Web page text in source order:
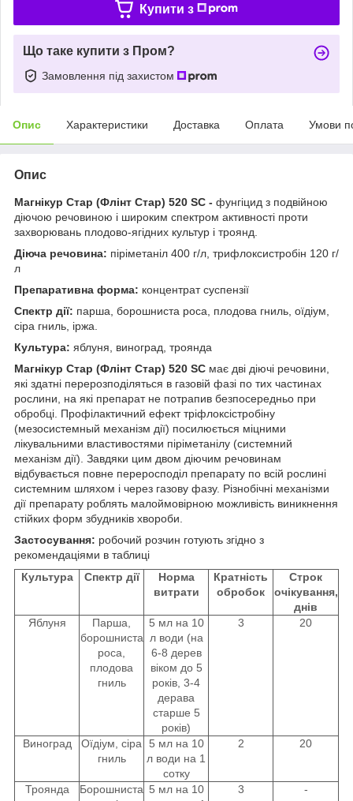
Купити з
Що таке купити з Пром?
Замовлення під захистом
Опис Характеристики Доставка Оплата Умови
Опис
Магнікур Стар (Флінт Стар) 520 SC - фунгіцид з подвійною
діючою речовиною і широким спектром активності проти
захворювань плодово-ягідних культур і троянд.
Діюча речовина: піріметаніл 400 г/л, трифлоксистробін 120 г/
л
Препаративна форма: концентрат суспензії
Спектр дії: парша, борошниста роса, плодова гниль, оїдіум,
сіра гниль, іржа.
Культура: яблуня, виноград, троянда
Магнікур Стар (Флінт Стар) 520 SC має дві діючі речовини,
які здатні перерозподіляться в газовій фазі по тих частинах
рослини, на які препарат не потрапив безпосередньо при
обробці. Профілактичний ефекттріфлоксістробіну
(мезосистемный механізм дії) посилюється міцними
лікувальними властивостями піріметанілу (системний
механізм дії). Завдяки цим двом діючим речовинам
відбувається повне переросподіл препарату по всій рослині
системним шляхом і через газову фазу. Різнобічні механізми
дії препарату роблять малоймовірною можливість виникнення
стійких форм збудників хвороби.
Застосування: робочий розчин готують згідно з
рекомендаціями в таблиці
Культура
Спектр дії
Норма
витрати
Кратність
обробок
Строк
очікування,
днів
Яблуня
Парша,
борошниста
роса,
плодова
гниль
5 мл на 10
л води (на
6-8 дерев
віком до 5
років, 3-4
дерава
старше 5
років)
3 20
Виноград
Оїдіум, сіра
гниль
5 мл на 10
л води на 1
сотку
2 20
Троянда
Борошниста 5 мл на 10
3 -